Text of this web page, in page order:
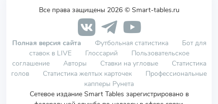
Все права защищены 2026 © Smart-tables.ru
Полная версия сайта Футбольная статистика
Бот для
ставок в LIVE
Глоссарий
Пользовательское
соглашение
Авторы Ставки на угловые
Статистика
голов
Статистика желтых карточек
Профессиональные
капперы Рунета
Сетевое издание Smart Tables зарегистрировано в